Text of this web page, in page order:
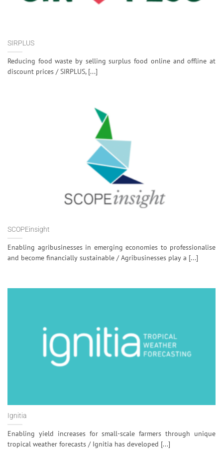
SIRPLUS
Reducing food waste by selling surplus food online and offline at
discount prices / SIRPLUS, [...]
SCOPEinsight
Enabling agribusinesses in emerging economies to professionalise
and become financially sustainable / Agribusinesses play a [...]
Ignitia
Enabling yield increases for small-scale farmers through unique
tropical weather forecasts / Ignitia has developed [...]